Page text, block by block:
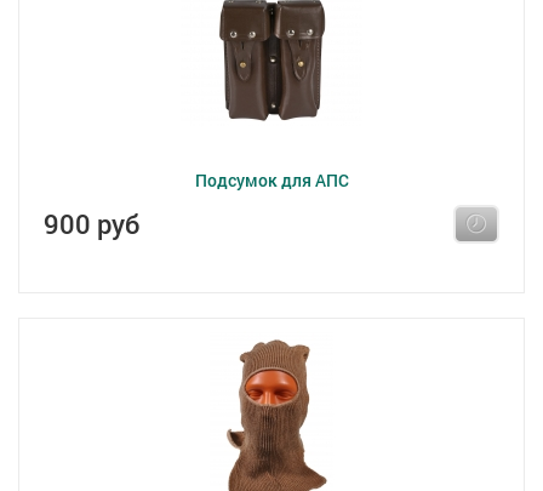
Подсумок для АПС
900 руб